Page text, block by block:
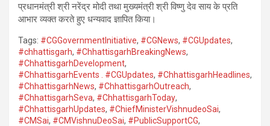
प्रधानमंत्री श्री नरेंद्र मोदी तथा मुख्यमंत्री श्री विष्णु देव साय के प्रति
आभार व्यक्त करते हुए धन्यवाद ज्ञापित किया।
Tags: #CGGovernmentInitiative, #CGNews, #CGUpdates,
#chhattisgarh, #ChhattisgarhBreakingNews,
#ChhattisgarhDevelopment,
#ChhattisgarhEvents . #CGUpdates, #ChhattisgarhHeadlines,
#ChhattisgarhNews, #ChhattisgarhOutreach,
#ChhattisgarhSeva, #ChhattisgarhToday,
#ChhattisgarhUpdates, #ChiefMinisterVishnudeoSai,
#CMSai, #CMVishnuDeoSai, #PublicSupportCG,